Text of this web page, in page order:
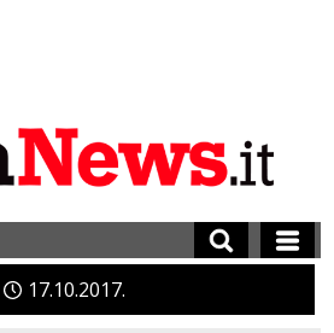
17 10 2017